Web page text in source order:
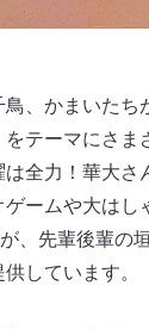
、かまいたち
テーマにさま
全力！華大さ
ームや大はし
、先輩後輩の
しています。